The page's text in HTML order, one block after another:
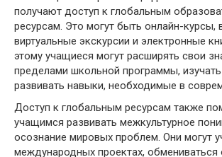
получают доступ к глобальным
ресурсам. Это могут быть онлайн-курсы,
виртуальные экскурсии и электронные
этому учащиеся могут расширять свои
пределами школьной программы,
развивать навыки, необходимые в
Доступ к глобальным ресурсам также
учащимся развивать межкультурное
осознание мировых проблем. Они могут
международных проектах,